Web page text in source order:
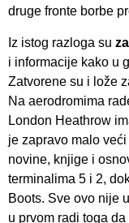
druge fronte borbe
Iz istog razloga su
i informacije kako u
Zatvorene su i lože
Na aerodromima
London Heathrow
je zapravo malo
novine, knjige i
terminalima 5 i 2,
Boots. Sve ovo nije
u prvom radi toga